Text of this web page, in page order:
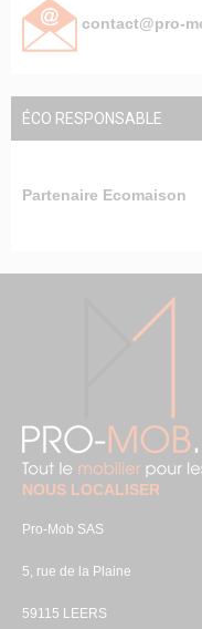
contact@pro-
ÉCO RESPONSABLE
Partenaire Ecomaison
NOUS LOCALISER
Pro-Mob SAS
5, rue de la Plaine
59115 LEERS